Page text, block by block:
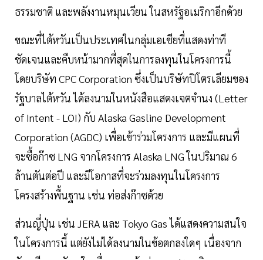
ธรรมชาติ และพลังงานหมุนเวียน ในสหรัฐอเมริกาอีกด้วย
ขณะที่ไต้หวันเป็นประเทศในกลุ่มเอเชียที่แสดงท่าที
ชัดเจนและคืบหน้ามากที่สุดในการลงทุนในโครงการนี้
โดยบริษัท CPC Corporation ซึ่งเป็นบริษัทปิโตรเลียมของ
รัฐบาลไต้หวัน ได้ลงนามในหนังสือแสดงเจตจำนง (Letter
of Intent - LOI) กับ Alaska Gasline Development
Corporation (AGDC) เพื่อเข้าร่วมโครงการ และมีแผนที่
จะซื้อก๊าซ LNG จากโครงการ Alaska LNG ในปริมาณ 6
ล้านตันต่อปี และมีโอกาสที่จะร่วมลงทุนในโครงการ
โครงสร้างพื้นฐาน เช่น ท่อส่งก๊าซด้วย
ส่วนญี่ปุ่น เช่น JERA และ Tokyo Gas ได้แสดงความสนใจ
ในโครงการนี้ แต่ยังไม่ได้ลงนามในข้อตกลงใดๆ เนื่องจาก